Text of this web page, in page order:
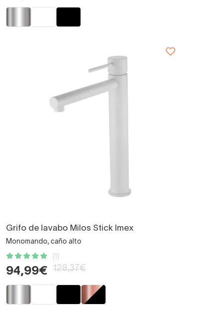
Grifo de lavabo Milos Stick Imex
Monomando, caño alto
(1)
94,99€ 128,37€